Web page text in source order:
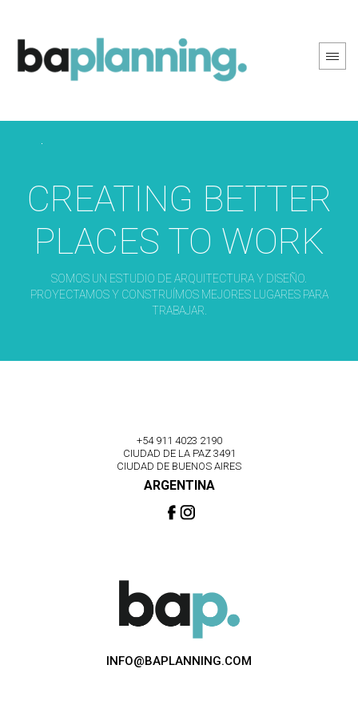
CREATING BETTER
PLACES TO WORK
SOMOS UN ESTUDIO DE ARQUITECTURA Y DISEÑO.
PROYECTAMOS Y CONSTRUÍMOS MEJORES LUGARES PARA
TRABAJAR.
+54 911 4023 2190
CIUDAD DE LA PAZ 3491
CIUDAD DE BUENOS AIRES
ARGENTINA
INFO@BAPLANNING.COM